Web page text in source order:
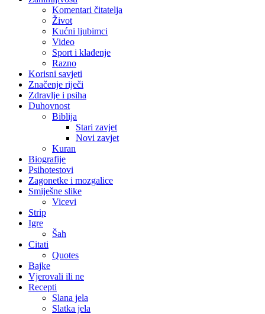
Komentari čitatelja
Život
Kućni ljubimci
Video
Sport i klađenje
Razno
Korisni savjeti
Značenje riječi
Zdravlje i psiha
Duhovnost
Biblija
Stari zavjet
Novi zavjet
Kuran
Biografije
Psihotestovi
Zagonetke i mozgalice
Smiješne slike
Vicevi
Strip
Igre
Šah
Citati
Quotes
Bajke
Vjerovali ili ne
Recepti
Slana jela
Slatka jela